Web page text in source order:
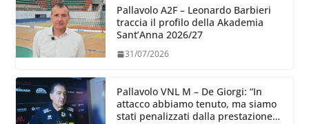
Pallavolo A2F – Leonardo Barbieri
traccia il profilo della Akademia
Sant’Anna 2026/27
31/07/2026
Pallavolo VNL M – De Giorgi: “In
attacco abbiamo tenuto, ma siamo
stati penalizzati dalla prestazione